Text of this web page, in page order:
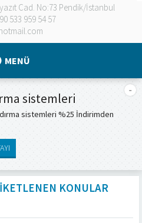
Cad. No:73 Pendik/İstanbul
533 959 54 57
MENÜ
sistemleri
sistemleri %25 İndirimden
KONULAR